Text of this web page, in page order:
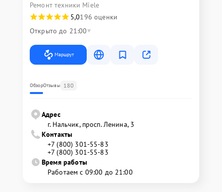
Ремонт техники Miele
5,0196 оценки
Открыто до 21:00
Маршрут
ОбзорОтзывы 180
Адрес
г. Нальчик, просп. Ленина, 3
Контакты
+7 (800) 301-55-83
+7 (800) 301-55-83
Время работы
Работаем с 09:00 до 21:00